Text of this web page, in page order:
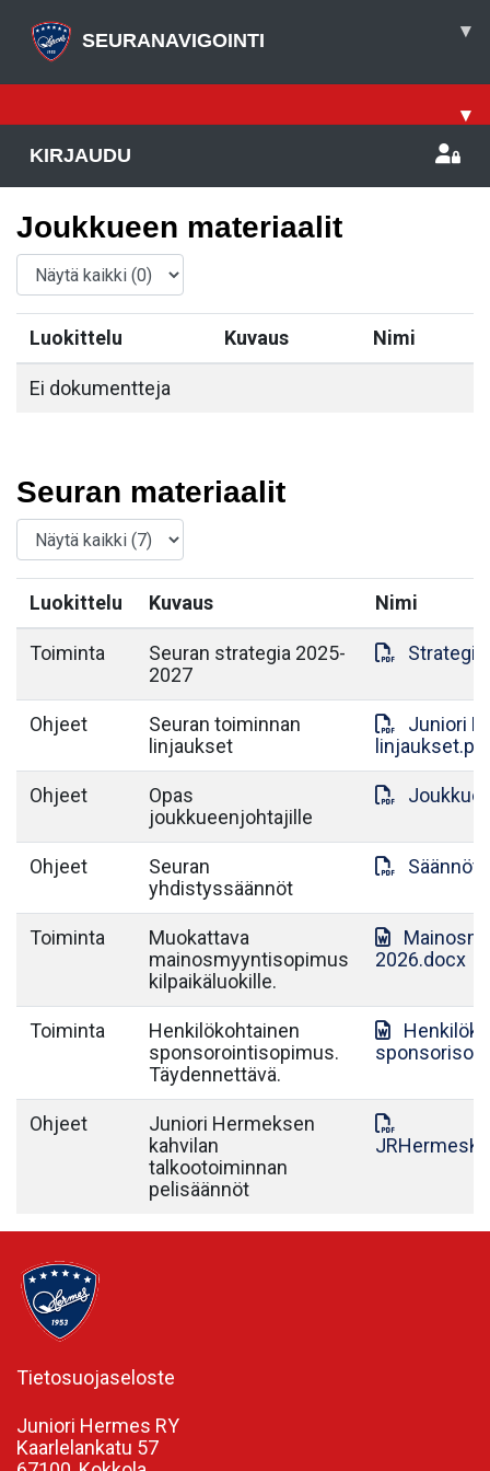
SEURANAVIGOINTI ▾
▾
KIRJAUDU
Joukkueen materiaalit
Luokittelu Kuvaus Nimi
Ei dokumentteja
Seuran materiaalit
Luokittelu Kuvaus Nimi
Toiminta
Seuran strategia 2025-
2027
Ohjeet
Seuran toiminnan
linjaukset
Juniori
Ohjeet
Opas
joukkueenjohtajille
Ohjeet
Seuran
yhdistyssäännöt
Toiminta
Muokattava
mainosmyyntisopimus
kilpaikäluokille.
2026.docx
Toiminta
Henkilökohtainen
sponsorointisopimus.
Täydennettävä.
Ohjeet
Juniori Hermeksen
kahvilan
talkootoiminnan
pelisäännöt
Tietosuojaseloste
Juniori Hermes RY
Kaarlelankatu 57